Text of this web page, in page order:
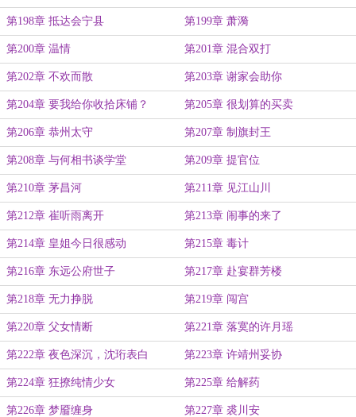
第198章 抵达会宁县 第199章 萧漪
第200章 温情 第201章 混合双打
第202章 不欢而散 第203章 谢家会助你
第204章 要我给你收拾床铺？ 第205章 很划算的买卖
第206章 恭州太守 第207章 制旗封王
第208章 与何相书谈学堂 第209章 提官位
第210章 茅昌河 第211章 见江山川
第212章 崔听雨离开 第213章 闹事的来了
第214章 皇姐今日很感动 第215章 毒计
第216章 东远公府世子 第217章 赴宴群芳楼
第218章 无力挣脱 第219章 闯宫
第220章 父女情断 第221章 落寞的许月瑶
第222章 夜色深沉，沈珩表白 第223章 许靖州妥协
第224章 狂撩纯情少女 第225章 给解药
第226章 梦靥缠身 第227章 裘川安